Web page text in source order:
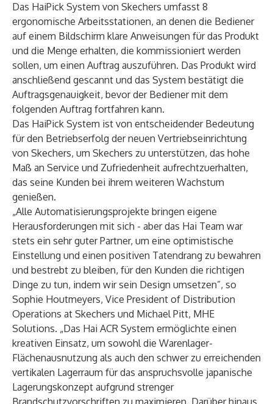
Das HaiPick System von Skechers umfasst 8
ergonomische Arbeitsstationen, an denen die Bediener
auf einem Bildschirm klare Anweisungen für das Produkt
und die Menge erhalten, die kommissioniert werden
sollen, um einen Auftrag auszuführen. Das Produkt wird
anschließend gescannt und das System bestätigt die
Auftragsgenauigkeit, bevor der Bediener mit dem
folgenden Auftrag fortfahren kann.
Das HaiPick System ist von entscheidender Bedeutung
für den Betriebserfolg der neuen Vertriebseinrichtung
von Skechers, um Skechers zu unterstützen, das hohe
Maß an Service und Zufriedenheit aufrechtzuerhalten,
das seine Kunden bei ihrem weiteren Wachstum
genießen.
„Alle Automatisierungsprojekte bringen eigene
Herausforderungen mit sich - aber das Hai Team war
stets ein sehr guter Partner, um eine optimistische
Einstellung und einen positiven Tatendrang zu bewahren
und bestrebt zu bleiben, für den Kunden die richtigen
Dinge zu tun, indem wir sein Design umsetzen”, so
Sophie Houtmeyers, Vice President of Distribution
Operations at Skechers und Michael Pitt, MHE
Solutions. „Das Hai ACR System ermöglichte einen
kreativen Einsatz, um sowohl die Warenlager-
Flächenausnutzung als auch den schwer zu erreichenden
vertikalen Lagerraum für das anspruchsvolle japanische
Lagerungskonzept aufgrund strenger
Brandschutzvorschriften zu maximieren. Darüber hinaus